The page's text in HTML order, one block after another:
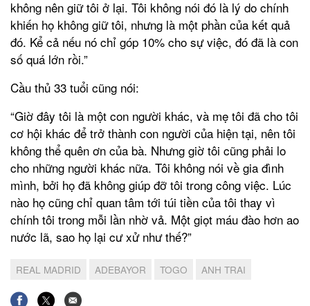
không nên giữ tôi ở lại. Tôi không nói đó là lý do chính
khiến họ không giữ tôi, nhưng là một phần của kết quả
đó. Kể cả nếu nó chỉ góp 10% cho sự việc, đó đã là con
số quá lớn rồi.”
Cầu thủ 33 tuổi cũng nói:
“Giờ đây tôi là một con người khác, và mẹ tôi đã cho tôi
cơ hội khác để trở thành con người của hiện tại, nên tôi
không thể quên ơn của bà. Nhưng giờ tôi cũng phải lo
cho những người khác nữa. Tôi không nói về gia đình
mình, bởi họ đã không giúp đỡ tôi trong công việc. Lúc
nào họ cũng chỉ quan tâm tới túi tiền của tôi thay vì
chính tôi trong mỗi lần nhờ vả. Một giọt máu đào hơn ao
nước lã, sao họ lại cư xử như thế?”
REAL MADRID ADEBAYOR TOGO ANH TRAI